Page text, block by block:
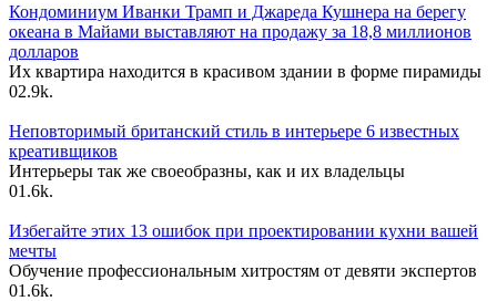
Кондоминиум Иванки Трамп и Джареда Кушнера на берегу
океана в Майами выставляют на продажу за 18,8 миллионов
долларов
Их квартира находится в красивом здании в форме пирамиды
02.9k.
Неповторимый британский стиль в интерьере 6 известных
креативщиков
Интерьеры так же своеобразны, как и их владельцы
01.6k.
Избегайте этих 13 ошибок при проектировании кухни вашей
мечты
Обучение профессиональным хитростям от девяти экспертов
01.6k.